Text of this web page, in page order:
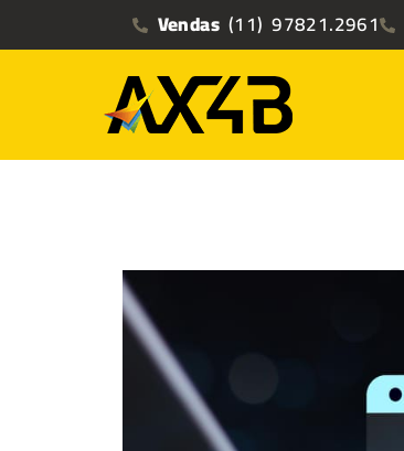
Vendas(11) 97821.2961